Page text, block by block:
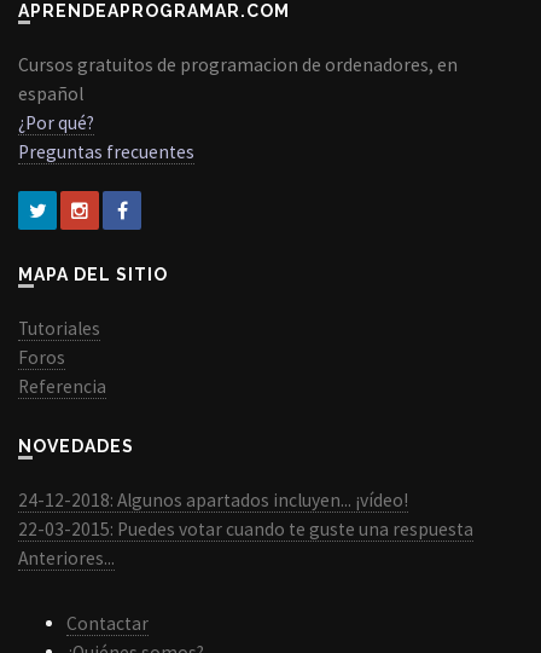
APRENDEAPROGRAMAR.COM
Cursos gratuitos de programacion de ordenadores, en
español
¿Por qué?
Preguntas frecuentes
MAPA DEL SITIO
Tutoriales
Foros
Referencia
NOVEDADES
24-12-2018: Algunos apartados incluyen... ¡vídeo!
22-03-2015: Puedes votar cuando te guste una respuesta
Anteriores...
Contactar